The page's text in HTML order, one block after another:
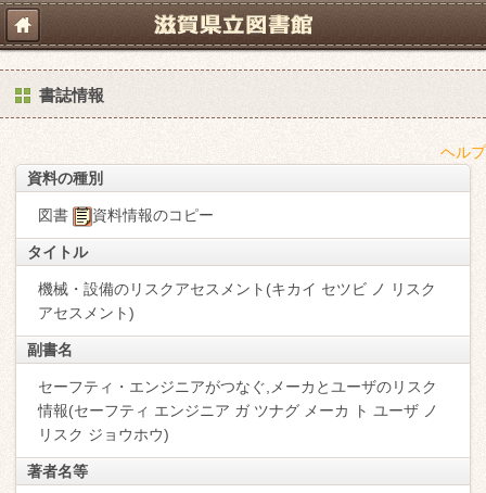
書誌情報
ヘルプ
資料の種別
図書 資料情報のコピー
タイトル
機械・設備のリスクアセスメント(キカイ セツビ ノ リスク
アセスメント)
副書名
セーフティ・エンジニアがつなぐ,メーカとユーザのリスク
情報(セーフティ エンジニア ガ ツナグ メーカ ト ユーザ ノ
リスク ジョウホウ)
著者名等